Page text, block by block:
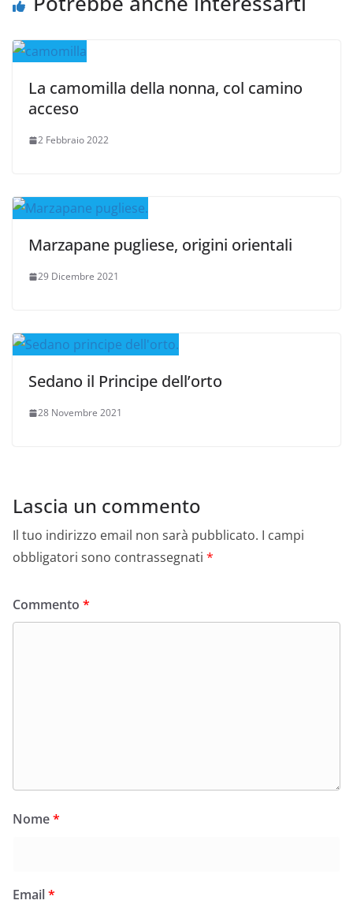
La camomilla della nonna, col camino
acceso
2 Febbraio 2022
Marzapane pugliese, origini orientali
29 Dicembre 2021
Sedano il Principe dell’orto
28 Novembre 2021
Lascia un commento
Il tuo indirizzo email non sarà pubblicato. I campi
obbligatori sono contrassegnati *
Commento *
Nome*
Email*